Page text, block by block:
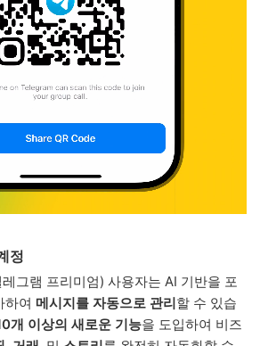
정
그램 프리미엄) 사용자는 AI 기반을 포
하여 메시지를 자동으로 관리할 수 있습
개 이상의 새로운 기능을 도입하여 비즈